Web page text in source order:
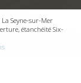
Seyne-sur-Mer
étanchéité Six-